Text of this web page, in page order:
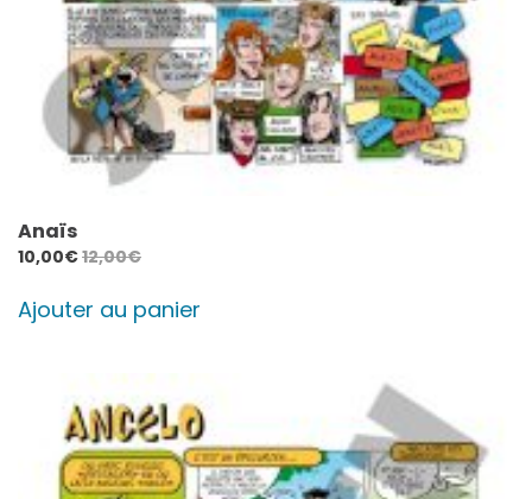
Anaïs
10,00€12,00€
Ajouter au panier